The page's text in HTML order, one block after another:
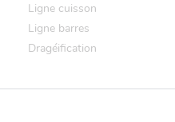
Ligne cuisson
Ligne barres
Dragéification